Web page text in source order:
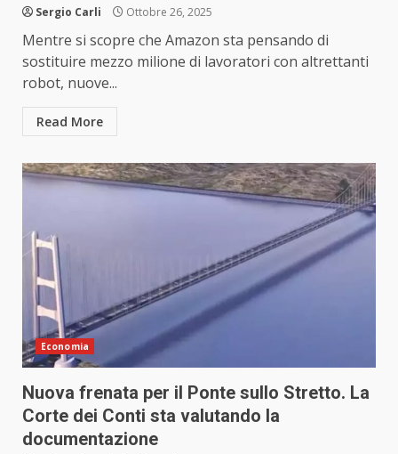
Sergio Carli Ottobre 26, 2025
Mentre si scopre che Amazon sta pensando di
sostituire mezzo milione di lavoratori con altrettanti
robot, nuove...
Read More
Economia
Nuova frenata per il Ponte sullo Stretto. La
Corte dei Conti sta valutando la
documentazione